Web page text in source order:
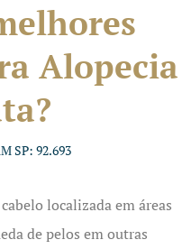
Alopecia
SP: 92.693
localizada em áreas
de pelos em outras